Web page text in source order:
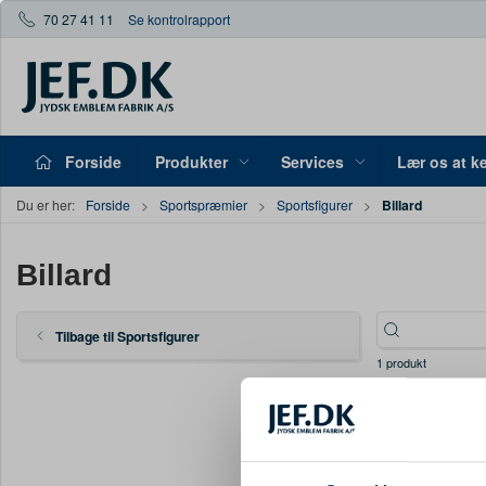
70 27 41 11 Se kontrolrapport
Forside Produkter Services Lær os at
Du er her: Forside Sportspræmier Sportsfigurer Billard
Billard
Tilbage til Sportsfigurer
1 produkt